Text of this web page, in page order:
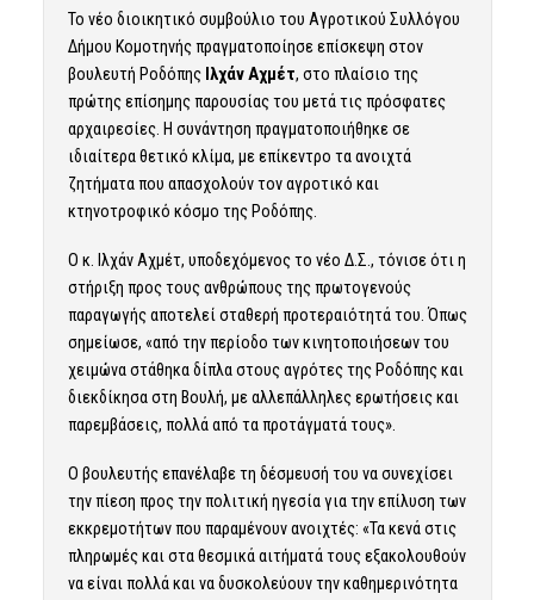
Το νέο διοικητικό συμβούλιο του Αγροτικού Συλλόγου
Δήμου Κομοτηνής πραγματοποίησε επίσκεψη στον
βουλευτή Ροδόπης Ιλχάν Αχμέτ, στο πλαίσιο της
πρώτης επίσημης παρουσίας του μετά τις πρόσφατες
αρχαιρεσίες. Η συνάντηση πραγματοποιήθηκε σε
ιδιαίτερα θετικό κλίμα, με επίκεντρο τα ανοιχτά
ζητήματα που απασχολούν τον αγροτικό και
κτηνοτροφικό κόσμο της Ροδόπης.
Ο κ. Ιλχάν Αχμέτ, υποδεχόμενος το νέο Δ.Σ., τόνισε ότι η
στήριξη προς τους ανθρώπους της πρωτογενούς
παραγωγής αποτελεί σταθερή προτεραιότητά του. Όπως
σημείωσε, «από την περίοδο των κινητοποιήσεων του
χειμώνα στάθηκα δίπλα στους αγρότες της Ροδόπης και
διεκδίκησα στη Βουλή, με αλλεπάλληλες ερωτήσεις και
παρεμβάσεις, πολλά από τα προτάγματά τους».
Ο βουλευτής επανέλαβε τη δέσμευσή του να συνεχίσει
την πίεση προς την πολιτική ηγεσία για την επίλυση των
εκκρεμοτήτων που παραμένουν ανοιχτές: «Τα κενά στις
πληρωμές και στα θεσμικά αιτήματά τους εξακολουθούν
να είναι πολλά και να δυσκολεύουν την καθημερινότητα